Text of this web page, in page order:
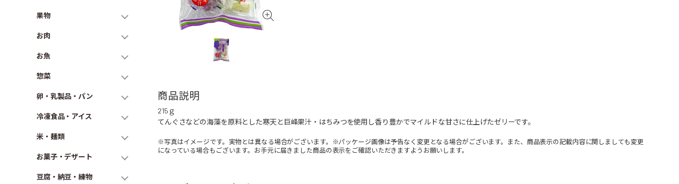
果物
お肉
お魚
惣菜
卵・乳製品・パン
冷凍食品・アイス
米・麺類
お菓子・デザート
豆腐・納豆・練物
商品説明
215ｇ
てんぐさなどの海藻を原料とした寒天と巨峰果汁・はちみつを使用し香り豊かでマイルドな甘さに仕上げたゼリーです。
※写真はイメージです。実物とは異なる場合がございます。※パッケージ画像は予告なく変更となる場合がございます。また、商品表示の記載内容に関しましても変更
になっている場合もございます。お手元に届きました商品の表示をご確認いただきますようお願いします。